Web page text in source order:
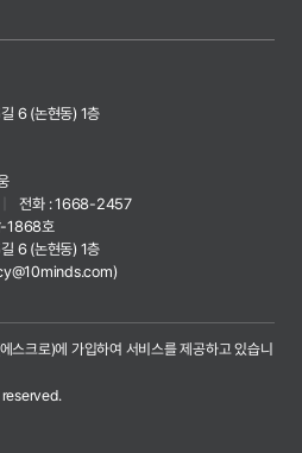
6 (논현동) 1층
전화 : 1668-2457
-1868호
6 (논현동) 1층
)
스크로)에 가입하여 서비스를 제공하고 있습니